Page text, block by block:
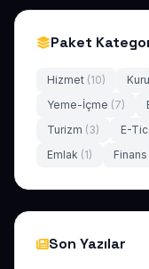
Paket
Hizmet (10)
Yeme-İçme (7)
Turizm (3) E-
Emlak (1) Finans
Son Yazılar